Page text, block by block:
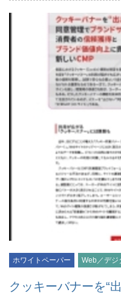
ホワイトペーパー Web／デジ
クッキーバナーを“